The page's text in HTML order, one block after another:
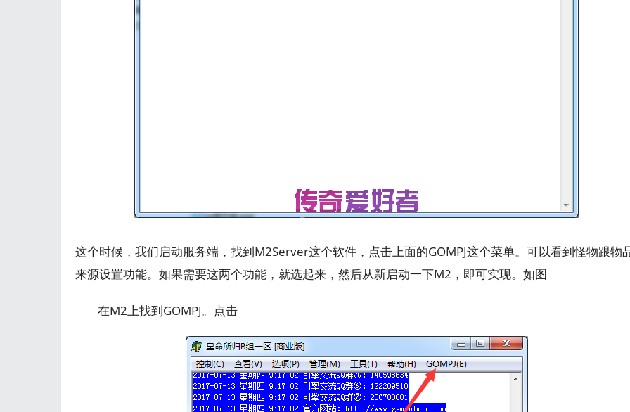
这个时候，我们启动服务端，找到M2Server这个软件，点击上面的GOMPJ这个菜单。可以看到怪物跟物
来源设置功能。如果需要这两个功能，就选起来，然后从新启动一下M2，即可实现。如图
在M2上找到GOMPJ。点击